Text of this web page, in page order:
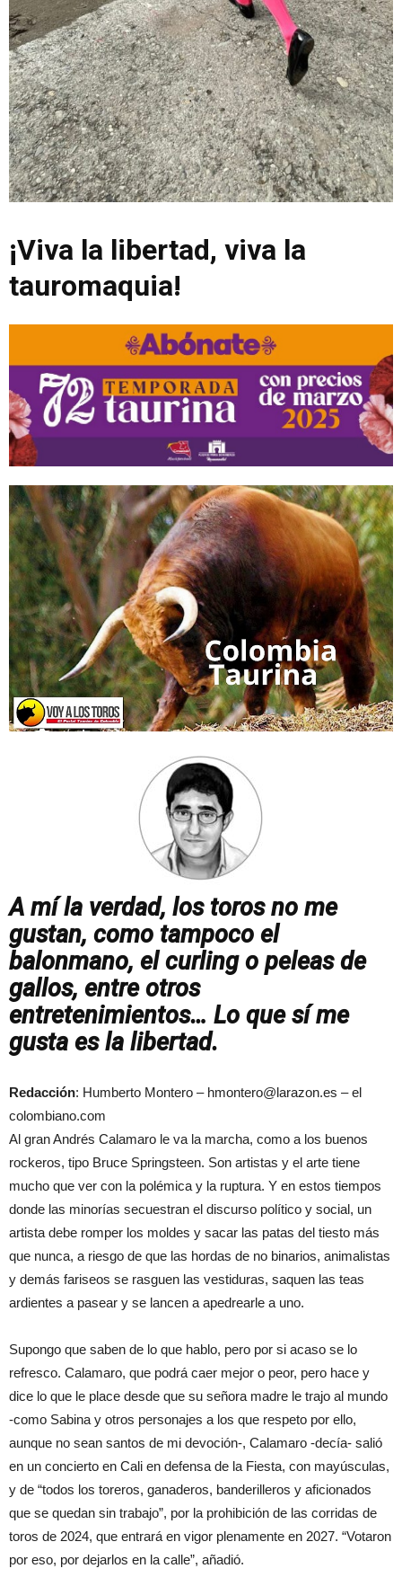
¡Viva la libertad, viva la
tauromaquia!
A mí la verdad, los toros no me
gustan, como tampoco el
balonmano, el curling o peleas de
gallos, entre otros
entretenimientos… Lo que sí me
gusta es la libertad.
Redacción: Humberto Montero – hmontero@larazon.es – el
colombiano.com
Al gran Andrés Calamaro le va la marcha, como a los buenos
rockeros, tipo Bruce Springsteen. Son artistas y el arte tiene
mucho que ver con la polémica y la ruptura. Y en estos tiempos
donde las minorías secuestran el discurso político y social, un
artista debe romper los moldes y sacar las patas del tiesto más
que nunca, a riesgo de que las hordas de no binarios, animalistas
y demás fariseos se rasguen las vestiduras, saquen las teas
ardientes a pasear y se lancen a apedrearle a uno.
Supongo que saben de lo que hablo, pero por si acaso se lo
refresco. Calamaro, que podrá caer mejor o peor, pero hace y
dice lo que le place desde que su señora madre le trajo al mundo
-como Sabina y otros personajes a los que respeto por ello,
aunque no sean santos de mi devoción-, Calamaro -decía- salió
en un concierto en Cali en defensa de la Fiesta, con mayúsculas,
y de “todos los toreros, ganaderos, banderilleros y aficionados
que se quedan sin trabajo”, por la prohibición de las corridas de
toros de 2024, que entrará en vigor plenamente en 2027. “Votaron
por eso, por dejarlos en la calle”, añadió.